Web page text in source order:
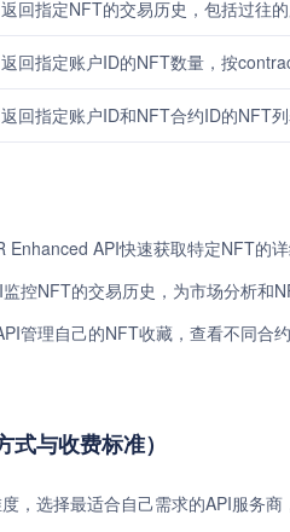
返回指定NFT的交易历史，包括过往的
返回指定账户ID的NFT数量，按
返回指定账户ID和NFT合约ID的NFT列
API快速获取特定NFT的
控NFT的交易历史，为市场分析和
管理自己的NFT收藏，查看不同合
与收费标准）
，选择最适合自己需求的API服务商